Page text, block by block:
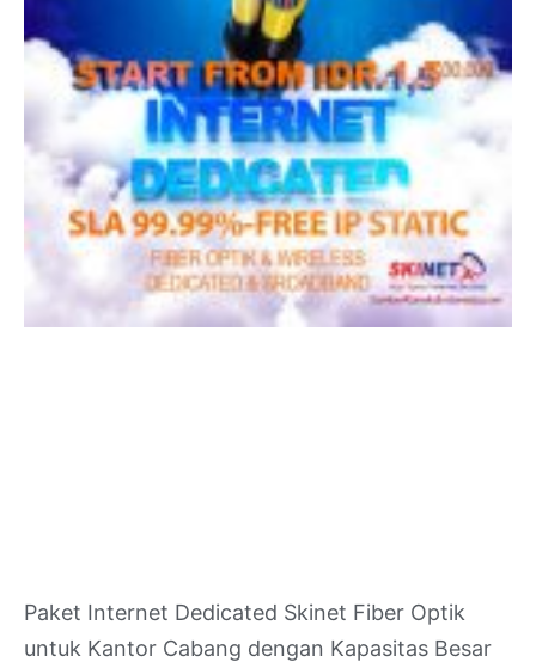
Paket Internet Dedicated Skinet Fiber Optik
untuk Kantor Cabang dengan Kapasitas Besar